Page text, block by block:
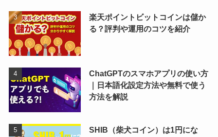
楽天ポイントビットコインは儲か
る？評判や運用のコツを紹介
ChatGPTのスマホアプリの使い方
｜日本語化設定方法や無料で使う
方法を解説
SHIB（柴犬コイン）は1円にな